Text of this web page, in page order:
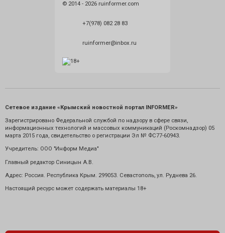
© 2014 - 2026 ruinformer.com
+7(978) 082 28 83
ruinformer@inbox.ru
Сетевое издание «Крымский новостной портал INFORMER»
Зарегистрировано Федеральной службой по надзору в сфере связи,
информационных технологий и массовых коммуникаций (Роскомнадзор) 05
марта 2015 года, свидетельство о регистрации Эл № ФС77-60943.
Учредитель: ООО "Информ Медиа"
Главный редактор Синицын А.В.
Адрес: Россия. Республика Крым. 299053. Севастополь, ул. Руднева 26.
Настоящий ресурс может содержать материалы 18+